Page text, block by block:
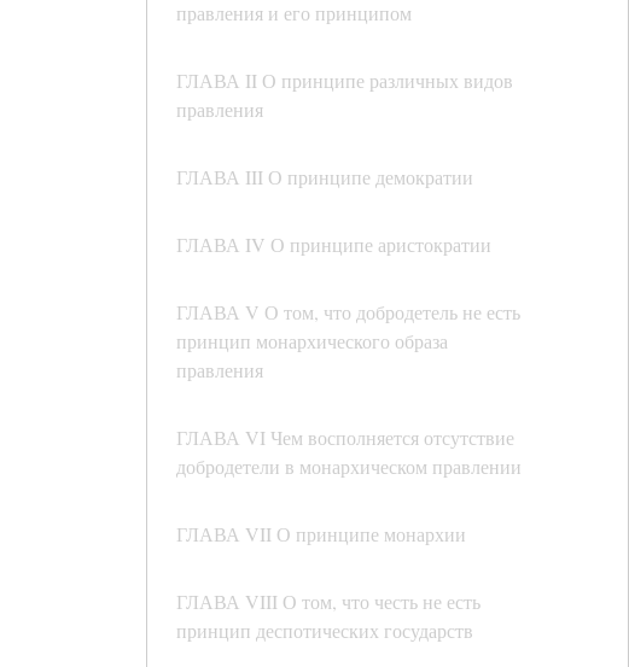
правления и его принципом
ГЛАВА II О принципе различных видов
правления
ГЛАВА III О принципе демократии
ГЛАВА IV О принципе аристократии
ГЛАВА V О том, что добродетель не есть
принцип монархического образа
правления
ГЛАВА VI Чем восполняется отсутствие
добродетели в монархическом правлении
ГЛАВА VII О принципе монархии
ГЛАВА VIII О том, что честь не есть
принцип деспотических государств